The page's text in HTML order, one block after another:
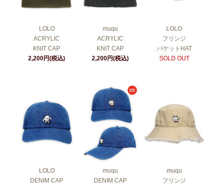
LOLO
ACRYLIC
KNIT CAP
2,200円(税込)
muqu
ACRYLIC
KNIT CAP
2,200円(税込)
LOLO
フリンジ
バケットHAT
SOLD OUT
LOLO
DENIM CAP
muqu
DENIM CAP
muqu
フリンジ